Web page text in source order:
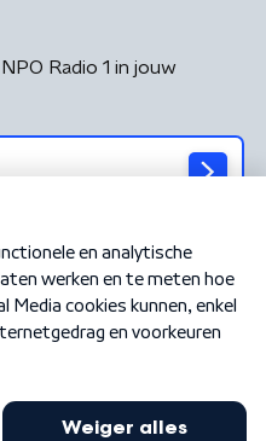
Radio 1 in jouw